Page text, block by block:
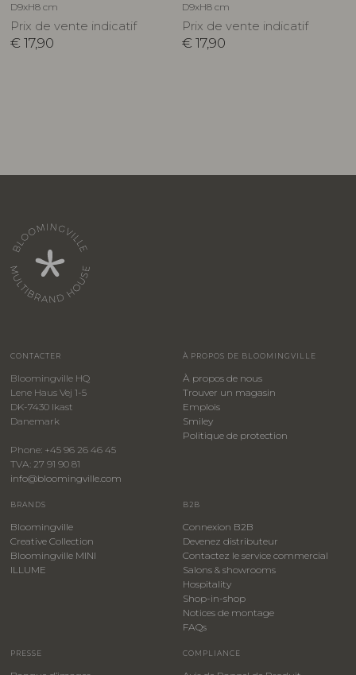
D9xH8 cm
Prix de vente indicatif
€ 17,90
D9xH8 cm
Prix de vente indicatif
€ 17,90
CONTACTER
Bloomingville HQ
Lene Haus Vej 1-5
DK-7430 Ikast
Danemark
Phone: +45 96 26 46 45
TVA: 27 91 90 81
info@bloomingville.com
À PROPOS DE BLOOMINGVILLE
À propos de nous
Trouver un magasin
Emplois
Smiley
​Politique de protection
BRANDS
Bloomingville
Creative Collection
Bloomingville MINI
ILLUME
B2B
Connexion B2B
Devenez distributeur
Contactez le service commercial
Salons & showrooms
Hospitality
​Shop-in-shop
Notices de montage
FAQs
PRESSE COMPLIANCE